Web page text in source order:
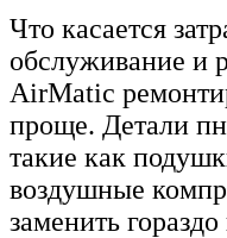
Что касается
обслуживание и
AirMatic
проще. Детали
такие как
воздушные
заменить